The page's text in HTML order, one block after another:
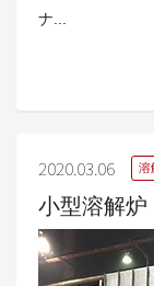
ナ...
2020.03.06 溶
小型溶解炉